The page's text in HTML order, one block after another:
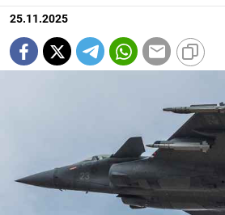
25.11.2025